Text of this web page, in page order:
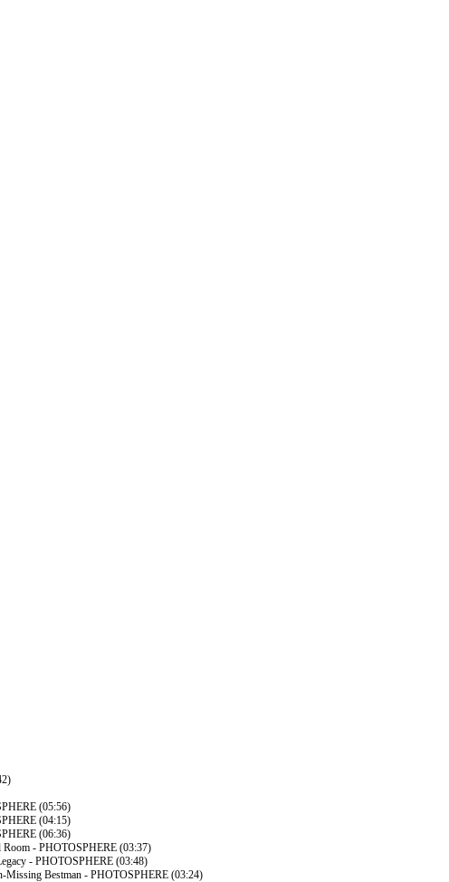
(05:56)
(04:15)
(06:36)
Room - PHOTOSPHERE (03:37)
- PHOTOSPHERE (03:48)
Missing Bestman - PHOTOSPHERE (03:24)